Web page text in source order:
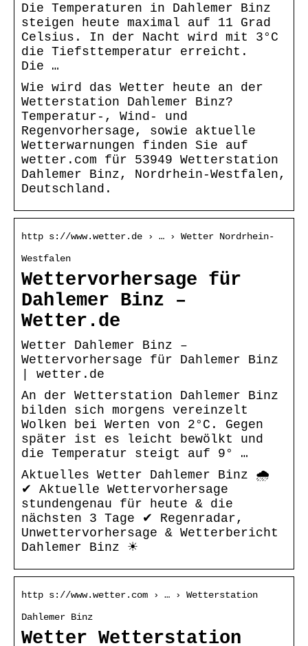
Die Temperaturen in Dahlemer Binz
steigen heute maximal auf 11 Grad
Celsius. In der Nacht wird mit 3°C
die Tiefsttemperatur erreicht.
Die …
Wie wird das Wetter heute an der
Wetterstation Dahlemer Binz?
Temperatur-, Wind- und
Regenvorhersage, sowie aktuelle
Wetterwarnungen finden Sie auf
wetter.com für 53949 Wetterstation
Dahlemer Binz, Nordrhein-Westfalen,
Deutschland.
http s://www.wetter.de › … › Wetter Nordrhein-
Westfalen
Wettervorhersage für
Dahlemer Binz –
Wetter.de
Wetter Dahlemer Binz –
Wettervorhersage für Dahlemer Binz
| wetter.de
An der Wetterstation Dahlemer Binz
bilden sich morgens vereinzelt
Wolken bei Werten von 2°C. Gegen
später ist es leicht bewölkt und
die Temperatur steigt auf 9° …
Aktuelles Wetter Dahlemer Binz 🌧️
✔ Aktuelle Wettervorhersage
stundengenau für heute & die
nächsten 3 Tage ✔ Regenradar,
Unwettervorhersage & Wetterbericht
Dahlemer Binz ☀
http s://www.wetter.com › … › Wetterstation
Dahlemer Binz
Wetter Wetterstation